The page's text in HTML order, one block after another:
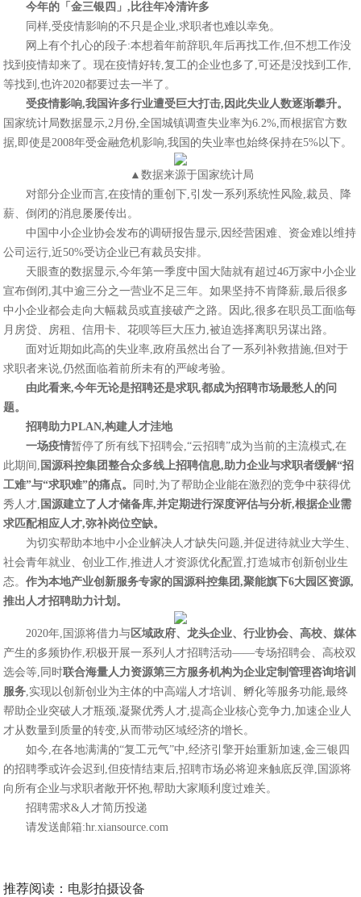
今年的「金三银四」,比往年冷清许多
同样,受疫情影响的不只是企业,求职者也难以幸免。
网上有个扎心的段子:本想着年前辞职,年后再找工作,但不想工作没
找到疫情却来了。现在疫情好转,复工的企业也多了,可还是没找到工作,
等找到,也许2020都要过去一半了。
受疫情影响,我国许多行业遭受巨大打击,因此失业人数逐渐攀升。
国家统计局数据显示,2月份,全国城镇调查失业率为6.2%,而根据官方数
据,即使是2008年受金融危机影响,我国的失业率也始终保持在5%以下。
▲数据来源于国家统计局
对部分企业而言,在疫情的重创下,引发一系列系统性风险,裁员、降
薪、倒闭的消息屡屡传出。
中国中小企业协会发布的调研报告显示,因经营困难、资金难以维持
公司运行,近50%受访企业已有裁员安排。
天眼查的数据显示,今年第一季度中国大陆就有超过46万家中小企业
宣布倒闭,其中逾三分之一营业不足三年。如果坚持不肯降薪,最后很多
中小企业都会走向大幅裁员或直接破产之路。因此,很多在职员工面临每
月房贷、房租、信用卡、花呗等巨大压力,被迫选择离职另谋出路。
面对近期如此高的失业率,政府虽然出台了一系列补救措施,但对于
求职者来说,仍然面临着前所未有的严峻考验。
由此看来,今年无论是招聘还是求职,都成为招聘市场最愁人的 问
题。
招聘助力PLAN,构建人才洼地
一场疫情暂停了所有线下招聘会,“云招聘”成为当前的主流模式,在
此期间, 国源科控集团整合众多线上招聘信息,助力企业与求职者缓解“招
工难”与“求职难”的痛点。
同时,为了帮助企业能在激烈的竞争中获得优
秀人才, 国源建立了人才储备库,并定期进行深度评估与分析,根据企业需
求匹配相应人才,弥补岗位空缺。
为切实帮助本地中小企业解决人才缺失问题,并促进待就业大学生、
社会青年就业、创业工作,推进人才资源优化配置,打造城市创新创业生
态。作为本地产业创新服务专家的国源科控集团,聚能旗下6大园区资源,
推出人才招聘助力计划。
2020年,国源将借力与区域政府、龙头企业、行业协会、高校、媒体
产生的多频协作,积极开展一系列人才招聘活动——专场招聘会、高校双
选会等,同时联合海量人力资源第三方服务机构为企业定制管理咨询培训
服务,实现以创新创业为主体的中高端人才培训、孵化等服务功能,最终
帮助企业突破人才瓶颈,凝聚优秀人才,提高企业核心竞争力,加速企业人
才从数量到质量的转变,从而带动区域经济的增长。
如今,在各地满满的“复工元气”中,经济引擎开始重新加速,金三银四
的招聘季或许会迟到,但疫情结束后,招聘市场必将迎来触底反弹,国源将
向所有企业与求职者敞开怀抱,帮助大家顺利度过难关。
招聘需求&人才简历投递
请发送邮箱:hr.xiansource.com
推荐阅读： 电影拍摄设备